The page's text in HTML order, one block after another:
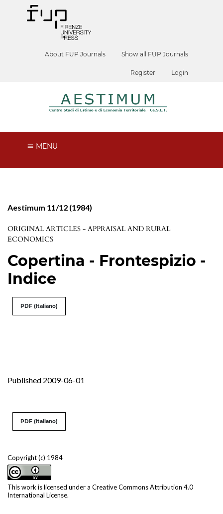
About FUP Journals Show all FUP Journals
Register Login
MENU
Aestimum 11/12 (1984)
ORIGINAL ARTICLES - APPRAISAL AND RURAL
ECONOMICS
Copertina - Frontespizio -
Indice
PDF (Italiano)
Published 2009-06-01
Copyright (c) 1984
This work is licensed under a Creative Commons Attribution 4.0
International License.
PDF (Italiano)